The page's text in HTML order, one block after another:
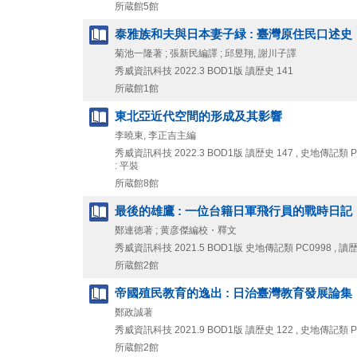
所蔵館5館
泰雅族和夫與日本妻子緑 : 臺灣原住民口述史
菊池一隆著 ; 張新民編譯 ; 邱昱翔, 謝川子譯
秀威資訊科技 2022.3 BOD1版 讀歴史 141
所蔵館1館
東北亞近代空間的形成及其影響
李曉東, 李正吉主編
秀威資訊科技 2022.3 BOD1版 讀歴史 147 , 史地傳記類
: 平裝
所蔵館8館
最後的雄鷹 : 一位台籍日軍飛行員的戰時日記
鄭連徳著 ; 黄彦傑編校・釋文
秀威資訊科技 2021.5 BOD1版 史地傳記類 PC0998 , 讀
所蔵館2館
帝國殖民教育的逸出 : 日治臺灣教育發展論集
鄭政誠著
秀威資訊科技 2021.9 BOD1版 讀歴史 122 , 史地傳記類
所蔵館2館